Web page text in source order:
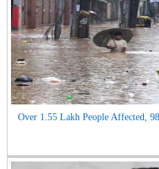
Over 1.55 Lakh People Affected,